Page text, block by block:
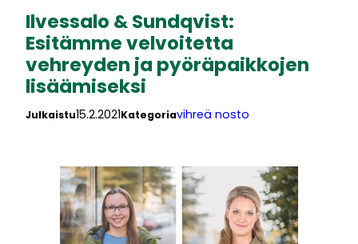
Ilvessalo & Sundqvist:
Esitämme velvoitetta
vehreyden ja pyöräpaikkojen
lisäämiseksi
Julkaistu15.2.2021Kategoriavihreä nosto